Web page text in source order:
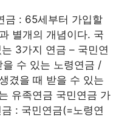
금 : 65세부터 가입할
별개의 개념이다. 국
3가지 연금 – 국민연
수 있는 노령연금 /
겼을 때 받을 수 있는
유족연금 국민연금 가
: 국민연금(=노령연